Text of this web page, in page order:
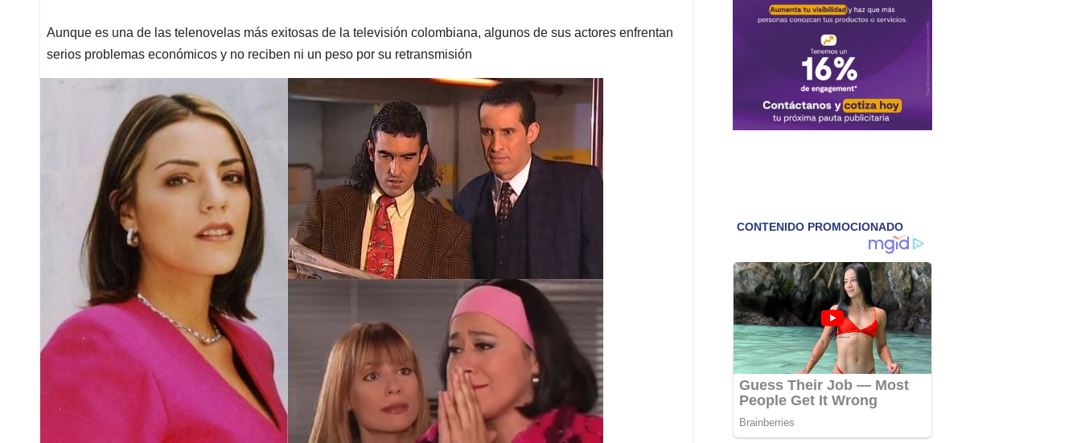
Aunque es una de las telenovelas más exitosas de la televisión colombiana, algunos de sus actores enfrentan
serios problemas económicos y no reciben ni un peso por su retransmisión